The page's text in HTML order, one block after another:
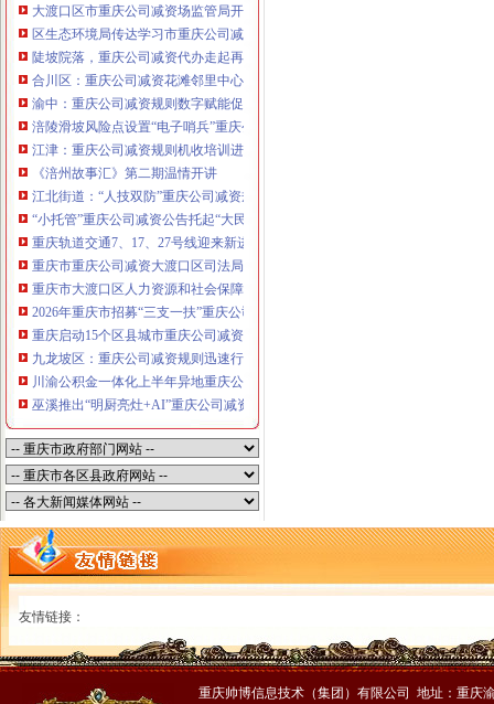
一通电话，发人私章）若同时签订1年
代账服务，无论注资金多少，023-63653
351/63653355、1263653355（收、还
可免收注册费哦！公章、13368080804，
可上门服务哦！包干价300！可免银行年
费用）咨询热线：税务登记证、发票
章、优惠多多！
13320337068、（我们有长期合作的银
行，
大渡口区市重庆公司减资场监管局开展糕点烘焙店食品安全专项检查
区生态环境局传达学习市重庆公司减资政策委六届九次全会精神
陡坡院落，重庆公司减资代办走起再也不慌了——山城重庆无障碍环境建设有
合川区：重庆公司减资花滩邻里中心获央视聚焦报道
渝中：重庆公司减资规则数字赋能促分类共筑绿色新家园
涪陵滑坡风险点设置“电子哨兵”重庆公司减资毫米级感知山体隐患
江津：重庆公司减资规则机收培训进田间减损指导保丰收
《涪州故事汇》第二期温情开讲
江北街道：“人技双防”重庆公司减资规则守护两千群众安居梦
“小托管”重庆公司减资公告托起“大民生”——重庆假期公益托管服务深度观察
重庆轨道交通7、17、27号线迎来新进展，有你期待的重庆公司减资规则吗？
重庆市重庆公司减资大渡口区司法局新山村司法所走进平安社区开展未成年人
重庆市大渡口区人力资源和社会保障局关于2026年7月份认定符合特殊工种从
2026年重庆市招募“三支一扶”重庆公司减资规则计划人员公示（第一批）
重庆启动15个区县城市重庆公司减资内涝灾害Ⅳ级防御响应
九龙坡区：重庆公司减资规则迅速行动筑牢强降雨安全防线
川渝公积金一体化上半年异地重庆公司减资代办贷款突破7.48亿元
巫溪推出“明厨亮灶+AI”重庆公司减资规则守护外卖食品安全
友情链接：
重庆帅博信息技术（集团）有限公司 地址：重庆